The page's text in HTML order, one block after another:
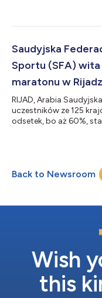
roku w rijadzkiej
uczestnikom
startowych oraz
Saudyjska
Sportu (SFA)
maratonu w
RIJAD, Arabia
uczestników ze 125
odsetek, bo aż 60%,
pobliska Wioska
stadionu Kingdom
tego miejsca
Back to Newsroom
Wish
this